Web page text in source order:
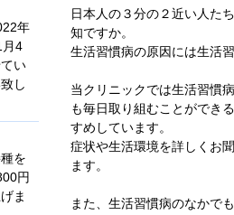
日本人の３分の２近い人た
知ですか。
生活習慣病の原因には生活
当クリニックでは生活習慣
も毎日取り組むことができ
すめしています。
症状や生活環境を詳しくお
ます。
また、生活習慣病のなかで
年
月4
い
し
を
円
ま